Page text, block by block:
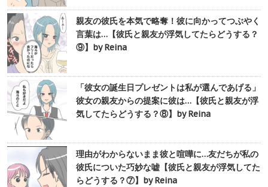
親友の彼氏を本気で略奪！彼に向かってつぶやく
言葉は…【彼氏と親友が浮気してたらどうする？
⑨】by Reina
「彼女の誕生日プレゼントは私が選んであげる」
彼女の親友からの提案に彼は…【彼氏と親友が浮
気してたらどうする？⑧】by Reina
理由がわからないまま彼と喧嘩に…友だちが私の
彼氏についた巧妙な嘘【彼氏と親友が浮気してた
らどうする？⑦】by Reina